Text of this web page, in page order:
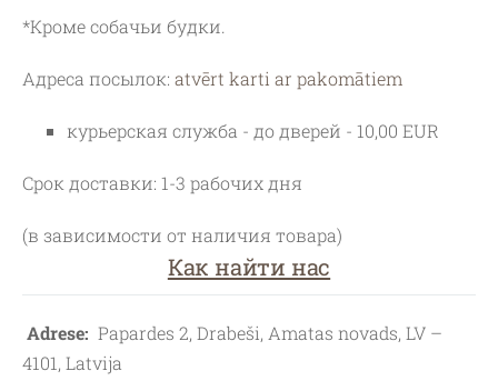
*Кроме собачьи будки.
Адреса посылок: atvērt karti ar pakomātiem
курьерская служба - до дверей - 10,00 EUR
Срок доставки: 1-3 рабочих дня
(в зависимости от наличия товара)
Как найти нас
Adrese: Papardes 2, Drabeši, Amatas novads, LV –
4101, Latvija